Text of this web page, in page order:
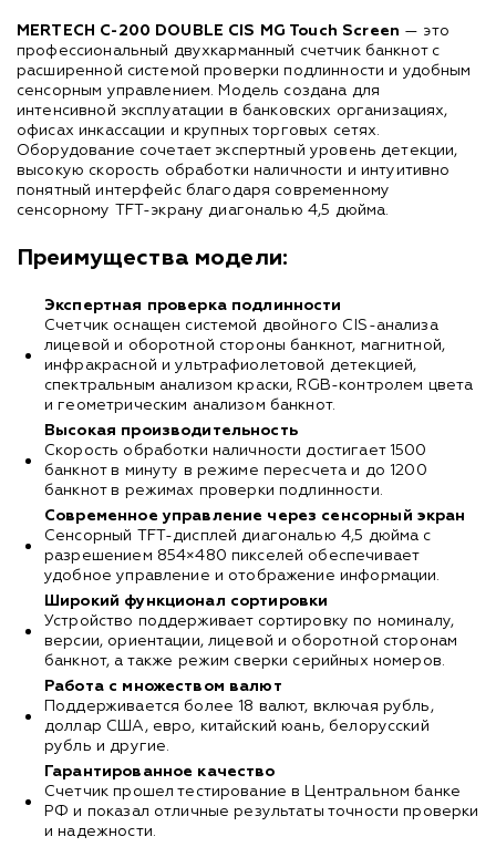
MERTECH C-200 DOUBLE CIS MG Touch Screen — это
профессиональный двухкарманный счетчик банкнот с
расширенной системой проверки подлинности и удобным
сенсорным управлением. Модель создана для
интенсивной эксплуатации в банковских организациях,
офисах инкассации и крупных торговых сетях.
Оборудование сочетает экспертный уровень детекции,
высокую скорость обработки наличности и интуитивно
понятный интерфейс благодаря современному
сенсорному TFT-экрану диагональю 4,5 дюйма.
Преимущества модели:
Экспертная проверка подлинности
Счетчик оснащен системой двойного CIS-анализа
лицевой и оборотной стороны банкнот, магнитной,
инфракрасной и ультрафиолетовой детекцией,
спектральным анализом краски, RGB-контролем цвета
и геометрическим анализом банкнот.
Высокая производительность
Скорость обработки наличности достигает 1500
банкнот в минуту в режиме пересчета и до 1200
банкнот в режимах проверки подлинности.
Современное управление через сенсорный экран
Сенсорный TFT-дисплей диагональю 4,5 дюйма с
разрешением 854×480 пикселей обеспечивает
удобное управление и отображение информации.
Широкий функционал сортировки
Устройство поддерживает сортировку по номиналу,
версии, ориентации, лицевой и оборотной сторонам
банкнот, а также режим сверки серийных номеров.
Работа с множеством валют
Поддерживается более 18 валют, включая рубль,
доллар США, евро, китайский юань, белорусский
рубль и другие.
Гарантированное качество
Счетчик прошел тестирование в Центральном банке
РФ и показал отличные результаты точности проверки
и надежности.